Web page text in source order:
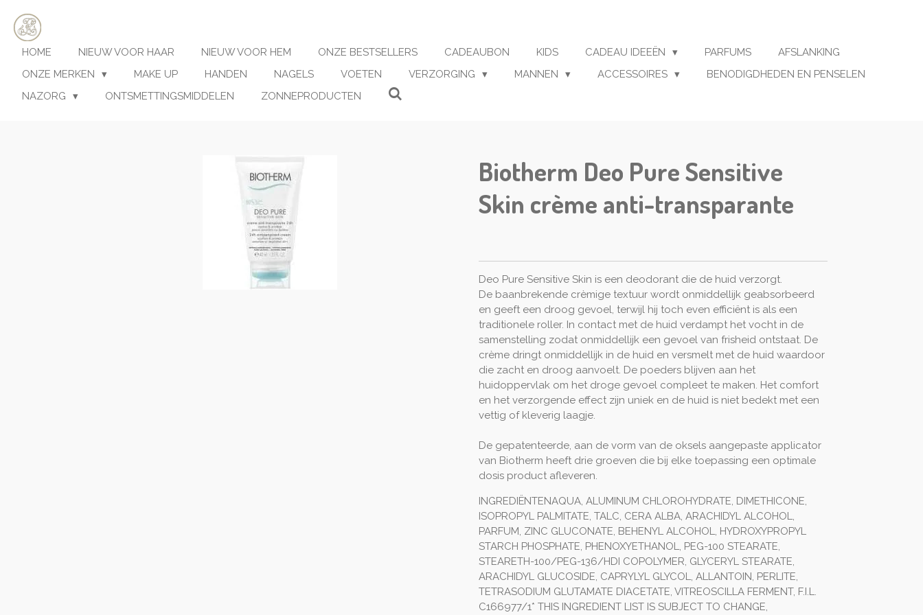
Ga
direct
naar
hoofdinhoud
HOME NIEUW VOOR HAAR NIEUW VOOR HEM ONZE BESTSELLERS CADEAUBON KIDS CADEAU IDEEËN PARFUMS
AFSLANKING
ONZE MERKEN
MAKE UP HANDEN NAGELS VOETEN VERZORGING MANNEN ACCESSOIRES
BENODIGDHEDEN EN PENSELEN
NAZORG
ONTSMETTINGSMIDDELEN ZONNEPRODUCTEN
Biotherm Deo Pure Sensitive
Skin crème anti-transparante
Deo Pure Sensitive Skin is een deodorant die de huid verzorgt.
De baanbrekende crèmige textuur wordt onmiddellijk geabsorbeerd
en geeft een droog gevoel, terwijl hij toch even efficiënt is als een
traditionele roller. In contact met de huid verdampt het vocht in de
samenstelling zodat onmiddellijk een gevoel van frisheid ontstaat. De
crème dringt onmiddellijk in de huid en versmelt met de huid waardoor
die zacht en droog aanvoelt. De poeders blijven aan het
huidoppervlak om het droge gevoel compleet te maken. Het comfort
en het verzorgende effect zijn uniek en de huid is niet bedekt met een
vettig of kleverig laagje.
De gepatenteerde, aan de vorm van de oksels aangepaste applicator
van Biotherm heeft drie groeven die bij elke toepassing een optimale
dosis product afleveren.
INGREDIËNTENAQUA, ALUMINUM CHLOROHYDRATE, DIMETHICONE,
ISOPROPYL PALMITATE, TALC, CERA ALBA, ARACHIDYL ALCOHOL,
PARFUM, ZINC GLUCONATE, BEHENYL ALCOHOL, HYDROXYPROPYL
STARCH PHOSPHATE, PHENOXYETHANOL, PEG-100 STEARATE,
STEARETH-100/PEG-136/HDI COPOLYMER, GLYCERYL STEARATE,
ARACHIDYL GLUCOSIDE, CAPRYLYL GLYCOL, ALLANTOIN, PERLITE,
TETRASODIUM GLUTAMATE DIACETATE, VITREOSCILLA FERMENT, F.I.L.
C166977/1* THIS INGREDIENT LIST IS SUBJECT TO CHANGE,